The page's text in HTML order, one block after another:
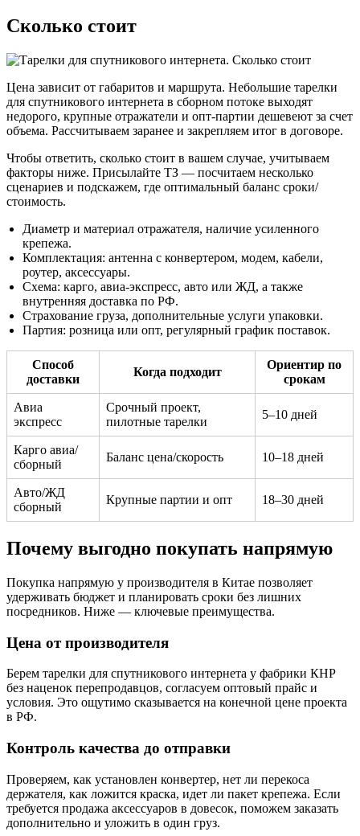
Сколько стоит
Цена зависит от габаритов и маршрута. Небольшие тарелки
для спутникового интернета в сборном потоке выходят
недорого, крупные отражатели и опт-партии дешевеют за счет
объема. Рассчитываем заранее и закрепляем итог в договоре.
Чтобы ответить, сколько стоит в вашем случае, учитываем
факторы ниже. Присылайте ТЗ — посчитаем несколько
сценариев и подскажем, где оптимальный баланс сроки/
стоимость.
Диаметр и материал отражателя, наличие усиленного
крепежа.
Комплектация: антенна с конвертером, модем, кабели,
роутер, аксессуары.
Схема: карго, авиа-экспресс, авто или ЖД, а также
внутренняя доставка по РФ.
Страхование груза, дополнительные услуги упаковки.
Партия: розница или опт, регулярный график поставок.
Способ
доставки
Когда подходит
Ориентир по
срокам
Авиа
экспресс
Срочный проект,
пилотные тарелки
5–10 дней
Карго авиа/
сборный
Баланс цена/скорость 10–18 дней
Авто/ЖД
сборный
Крупные партии и опт 18–30 дней
Почему выгодно покупать напрямую
Покупка напрямую у производителя в Китае позволяет
удерживать бюджет и планировать сроки без лишних
посредников. Ниже — ключевые преимущества.
Цена от производителя
Берем тарелки для спутникового интернета у фабрики КНР
без наценок перепродавцов, согласуем оптовый прайс и
условия. Это ощутимо сказывается на конечной цене проекта
в РФ.
Контроль качества до отправки
Проверяем, как установлен конвертер, нет ли перекоса
держателя, как ложится краска, идет ли пакет крепежа. Если
требуется продажа аксессуаров в довесок, поможем заказать
дополнительно и уложить в один груз.